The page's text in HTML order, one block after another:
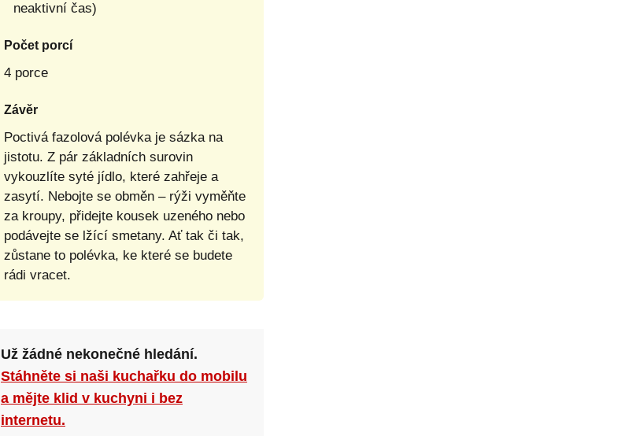
neaktivní čas)
Počet porcí
4 porce
Závěr
Poctivá fazolová polévka je sázka na
jistotu. Z pár základních surovin
vykouzlíte syté jídlo, které zahřeje a
zasytí. Nebojte se obměn – rýži vyměňte
za kroupy, přidejte kousek uzeného nebo
podávejte se lžící smetany. Ať tak či tak,
zůstane to polévka, ke které se budete
rádi vracet.
Už žádné nekonečné hledání.
Stáhněte si naši kuchařku do mobilu
a mějte klid v kuchyni i bez
internetu.